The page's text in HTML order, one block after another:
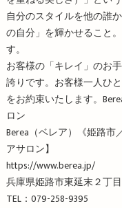
自分のスタイルを他の誰
の自分」を輝かせること
す。
お客様の「キレイ」のお
誇りです。お客様一人ひ
をお約束いたします。
ロン
Berea（ベレア）《姫路
アサロン】
https://www.berea.jp/
兵庫県姫路市東延末２丁
TEL：079-258-9395